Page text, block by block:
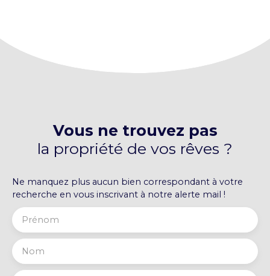
consommations, permettant une gestion
personnalisée Charges de copropriété (chauffage
Vous ne trouvez pas
la propriété de vos rêves ?
Ne manquez plus aucun bien correspondant à votre
recherche en vous inscrivant à notre alerte mail !
Prénom
Nom